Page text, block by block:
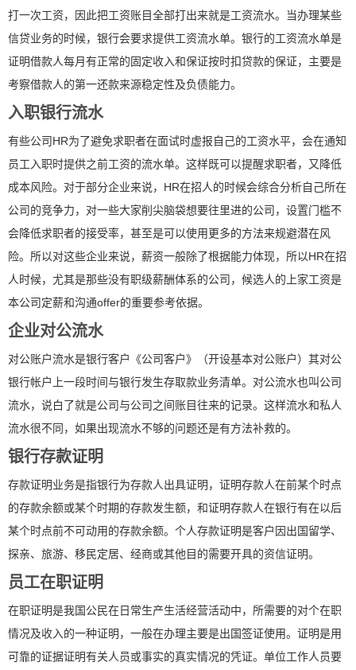
打一次工资，因此把工资账目全部打出来就是工资流水。当办理某些
信贷业务的时候，银行会要求提供工资流水单。银行的工资流水单是
证明借款人每月有正常的固定收入和保证按时扣贷款的保证，主要是
考察借款人的第一还款来源稳定性及负债能力。
入职银行流水
有些公司HR为了避免求职者在面试时虚报自己的工资水平，会在通知
员工入职时提供之前工资的流水单。这样既可以提醒求职者，又降低
成本风险。对于部分企业来说，HR在招人的时候会综合分析自己所在
公司的竞争力，对一些大家削尖脑袋想要往里进的公司，设置门槛不
会降低求职者的接受率，甚至是可以使用更多的方法来规避潜在风
险。所以对这些企业来说，薪资一般除了根据能力体现，所以HR在招
人时候，尤其是那些没有职级薪酬体系的公司，候选人的上家工资是
本公司定薪和沟通offer的重要参考依据。
企业对公流水
对公账户流水是银行客户《公司客户》（开设基本对公账户）其对公
银行帐户上一段时间与银行发生存取款业务清单。对公流水也叫公司
流水，说白了就是公司与公司之间账目往来的记录。这样流水和私人
流水很不同，如果出现流水不够的问题还是有方法补救的。
银行存款证明
存款证明业务是指银行为存款人出具证明，证明存款人在前某个时点
的存款余额或某个时期的存款发生额，和证明存款人在银行有在以后
某个时点前不可动用的存款余额。个人存款证明是客户因出国留学、
探亲、旅游、移民定居、经商或其他目的需要开具的资信证明。
员工在职证明
在职证明是我国公民在日常生产生活经营活动中，所需要的对个在职
情况及收入的一种证明，一般在办理主要是出国签证使用。证明是用
可靠的证据证明有关人员或事实的真实情况的凭证。单位工作人员要